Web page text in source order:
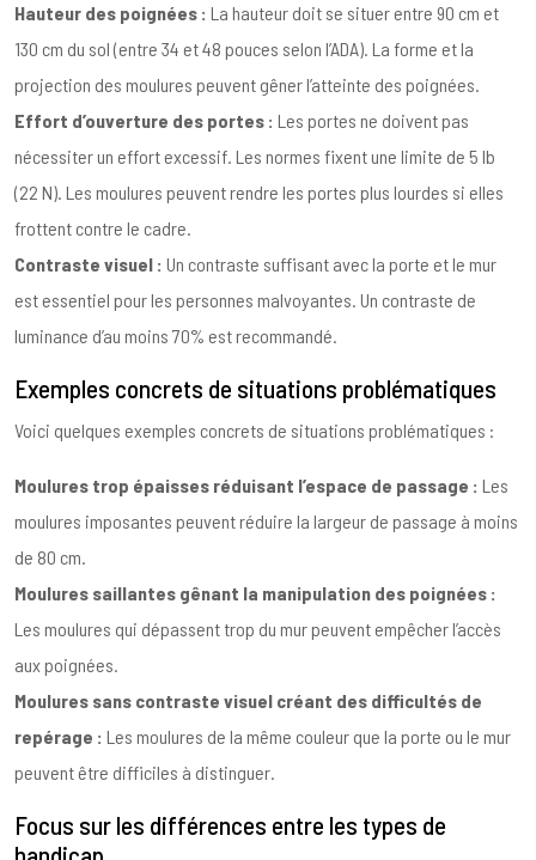
Hauteur des poignées : La hauteur doit se situer entre 90 cm et
130 cm du sol (entre 34 et 48 pouces selon l’ADA). La forme et la
projection des moulures peuvent gêner l’atteinte des poignées.
Effort d’ouverture des portes : Les portes ne doivent pas
nécessiter un effort excessif. Les normes fixent une limite de 5 lb
(22 N). Les moulures peuvent rendre les portes plus lourdes si elles
frottent contre le cadre.
Contraste visuel : Un contraste suffisant avec la porte et le mur
est essentiel pour les personnes malvoyantes. Un contraste de
luminance d’au moins 70% est recommandé.
Exemples concrets de situations problématiques
Voici quelques exemples concrets de situations problématiques :
Moulures trop épaisses réduisant l’espace de passage : Les
moulures imposantes peuvent réduire la largeur de passage à moins
de 80 cm.
Moulures saillantes gênant la manipulation des poignées :
Les moulures qui dépassent trop du mur peuvent empêcher l’accès
aux poignées.
Moulures sans contraste visuel créant des difficultés de
repérage : Les moulures de la même couleur que la porte ou le mur
peuvent être difficiles à distinguer.
Focus sur les différences entre les types de